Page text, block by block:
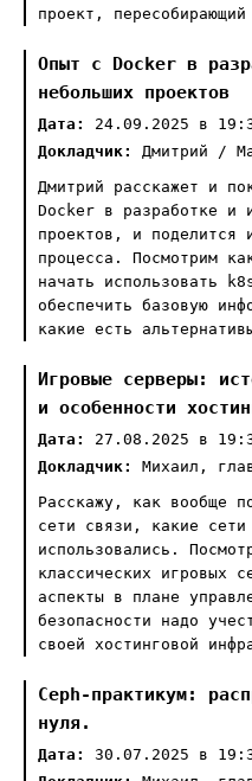
проект,
Опыт с Docker в
небольших проектов
Дата:
24.09.2025 в
Докладчик:
Дмитрий /
Дмитрий расскажет и
Docker в разработке и
проектов, и поделится
процесса. Посмотрим
начать использовать
обеспечить базовую
какие есть
Игровые серверы:
и особенности
Дата:
27.08.2025 в
Докладчик:
Михаил,
Расскажу, как вообще
сети связи, какие
использовались.
классических игровых
аспекты в плане
безопасности надо
своей хостинговой
Ceph-практикум:
нуля.
Дата:
30.07.2025 в